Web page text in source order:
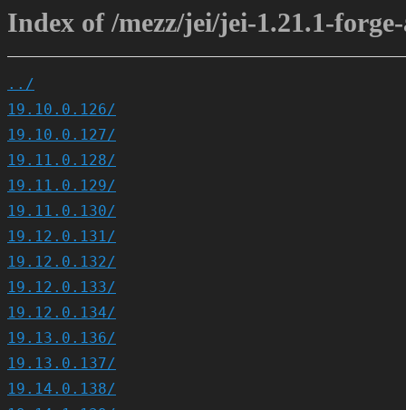
Index of /mezz/jei/jei-1.21.1-
../
19.10.0.126/
19.10.0.127/
19.11.0.128/
19.11.0.129/
19.11.0.130/
19.12.0.131/
19.12.0.132/
19.12.0.133/
19.12.0.134/
19.13.0.136/
19.13.0.137/
19.14.0.138/